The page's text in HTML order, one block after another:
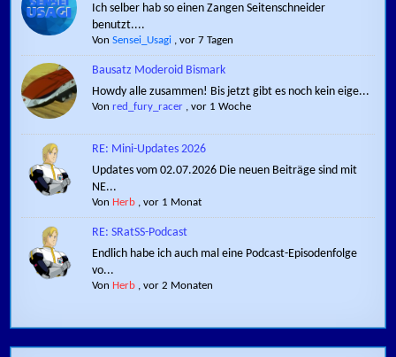
Ich selber hab so einen Zangen Seitenschneider
benutzt....
VonSensei_Usagi ,vor 7 Tagen
Bausatz Moderoid Bismark
Howdy alle zusammen! Bis jetzt gibt es noch kein eige...
Vonred_fury_racer ,vor 1 Woche
RE: Mini-Updates 2026
Updates vom 02.07.2026 Die neuen Beiträge sind mit
NE...
Von Herb ,vor 1 Monat
RE: SRatSS-Podcast
Endlich habe ich auch mal eine Podcast-Episodenfolge
vo...
Von Herb ,vor 2 Monaten